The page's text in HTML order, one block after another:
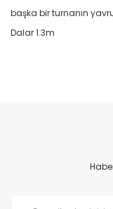
başka bir turnanın
Dalar 1.3m